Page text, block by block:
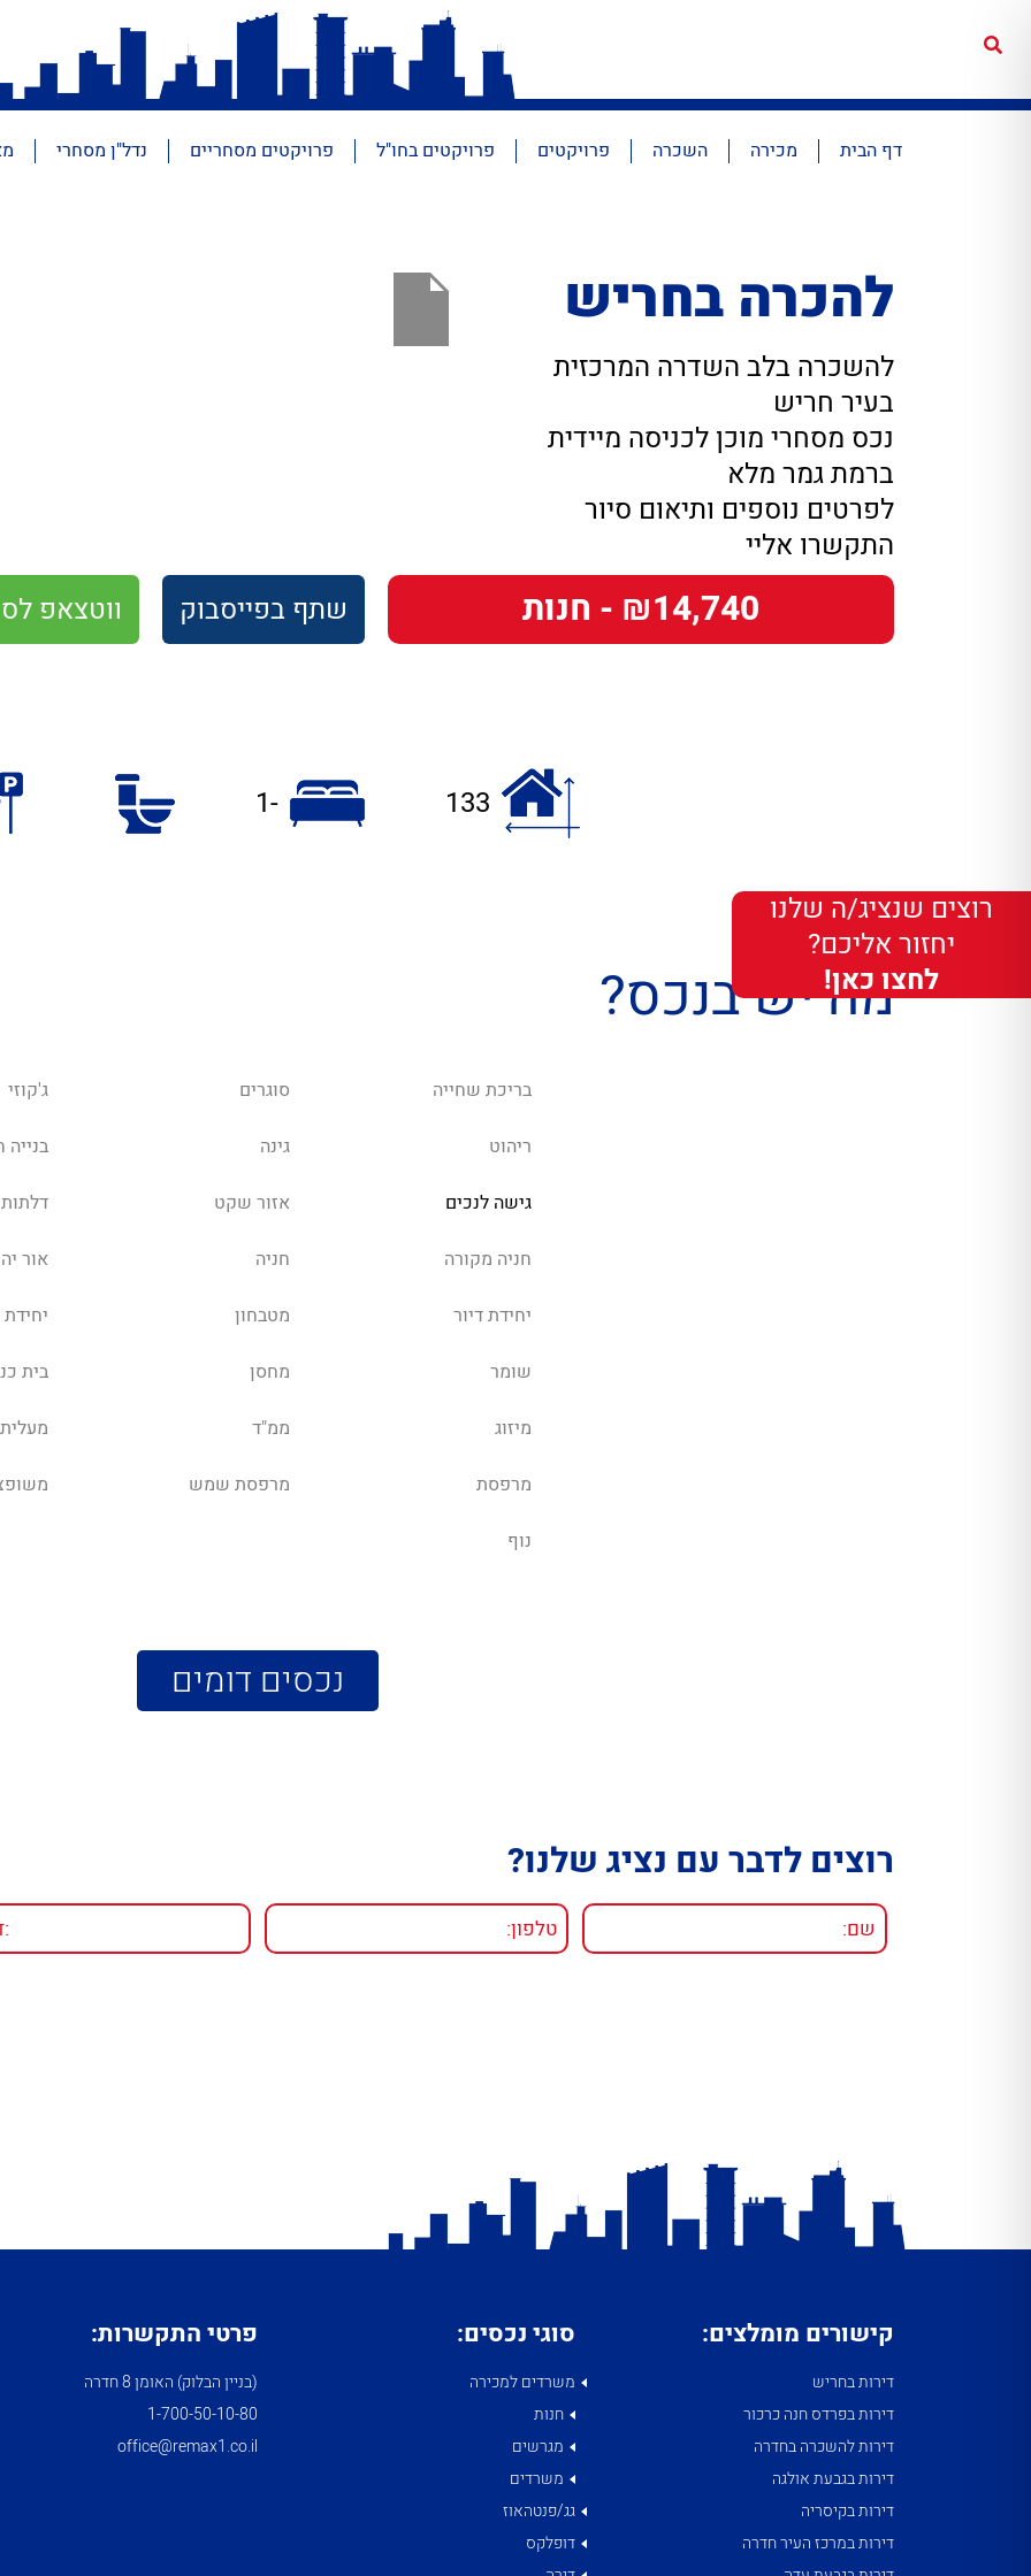
דף הבית מכירה השכרה פרויקטים פרויקטים בחו"ל פרויקטים מסחריים נדל"ן מסחרי
להכרה בחריש
להשכרה בלב השדרה המרכזית
בעיר חריש
נכס מסחרי מוכן לכניסה מיידית
ברמת גמר מלא
לפרטים נוספים ותיאום סיור
התקשרו אליי
₪14,740 - חנות שתף בפייסבוק ווטצאפ
133
-1
מה יש בנכס?
בריכת שחייה סוגרים ג'קוזי
ריהוט גינה
גישה לנכים אזור שקט
חניה מקורה חניה אור
יחידת דיור מטבחון
שומר מחסן בית
מיזוג ממ"ד מעלית
מרפסת מרפסת שמש
נוף
נכסים דומים
רוצים לדבר עם נציג שלנו?
רוצים שנציג/ה שלנו
יחזור אליכם?
לחצו כאן!
קישורים מומלצים:
דירות בחריש
דירות בפרדס חנה כרכור
דירות להשכרה בחדרה
דירות בגבעת אולגה
דירות בקיסריה
דירות במרכז העיר חדרה
סוגי נכסים:
משרדים למכירה
חנות
מגרשים
משרדים
גג/פנטהאוז
דופלקס
פרטי התקשרות:
(בניין הבלוק) האומן 8 חדרה
1­-700­-50-­10-­80
office@remax1.co.il